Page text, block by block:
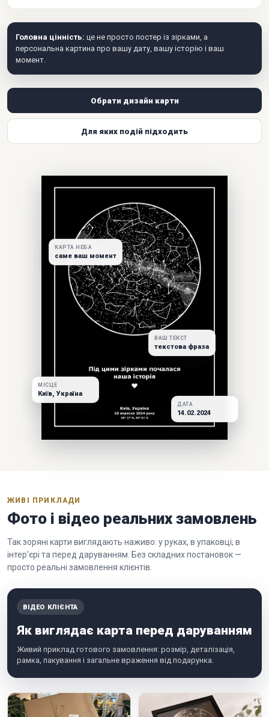
МІСЦЕ
Київ, Україна
ДАТА
14.02.2024
КАРТА НЕБА
саме ваш момент
ВАШ ТЕКСТ
текстова фраза
Головна цінність: це не просто постер із зірками, а
персональна картина про вашу дату, вашу історію і ваш
момент.
Обрати дизайн карти
Для яких подій підходить
ЖИВІ ПРИКЛАДИ
Фото і відео реальних замовлень
Так зоряні карти виглядають наживо: у руках, в упаковці, в
інтер’єрі та перед даруванням. Без складних постановок —
просто реальні замовлення клієнтів.
ВІДЕО КЛІЄНТА
Як виглядає карта перед даруванням
Живий приклад готового замовлення: розмір, деталізація,
рамка, пакування і загальне враження від подарунка.